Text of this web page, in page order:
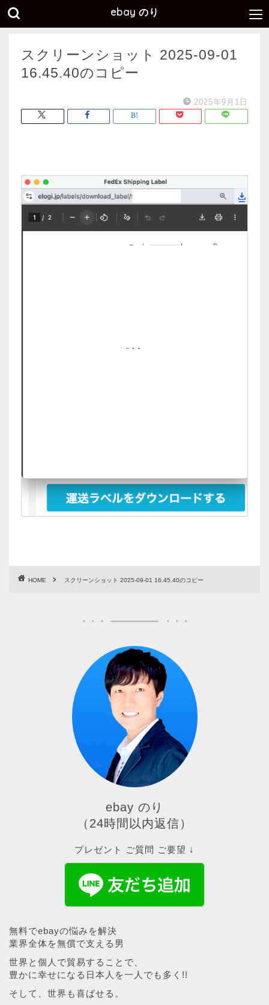
ebay のり
スクリーンショット 2025-09-01
16.45.40のコピー
2025年9月1日
HOME スクリーンショット 2025-09-01 16.45.40のコピー
ebay のり
（24時間以内返信）
プレゼント ご質問 ご要望 ↓
無料でebayの悩みを解決
業界全体を無償で支える男
世界と個人で貿易することで、
豊かに幸せになる日本人を一人でも多く!!
そして、世界も喜ばせる。